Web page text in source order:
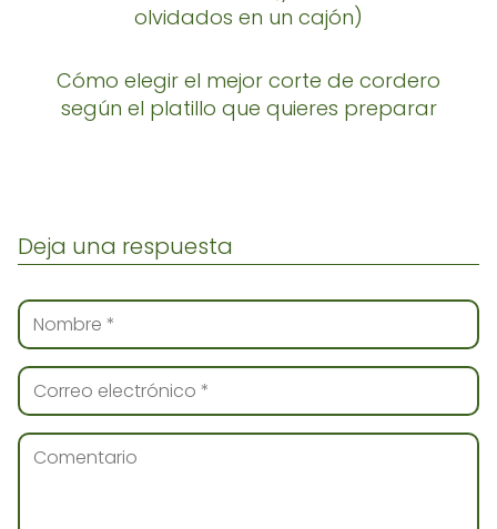
olvidados en un cajón)
Cómo elegir el mejor corte de cordero
según el platillo que quieres preparar
Deja una respuesta